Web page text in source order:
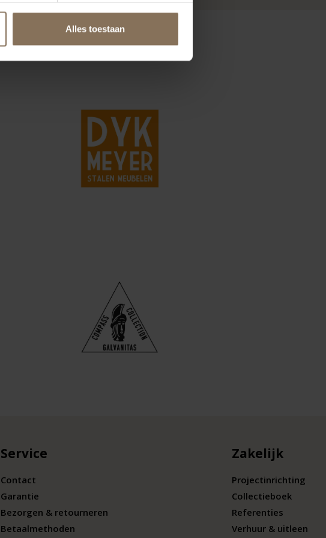
Alles toestaan
Service
Contact
Garantie
Bezorgen & retourneren
Betaalmethoden
Zakelijk
Projectinrichting
Collectieboek
Referenties
Verhuur & uitleen